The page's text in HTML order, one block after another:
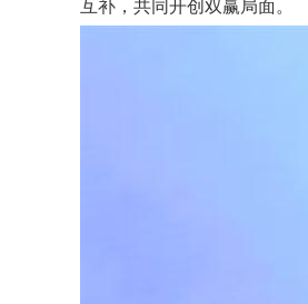
互补，共同开创双赢局面。